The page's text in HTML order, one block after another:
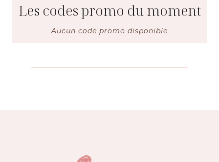
Les codes promo du moment
Aucun code promo disponible